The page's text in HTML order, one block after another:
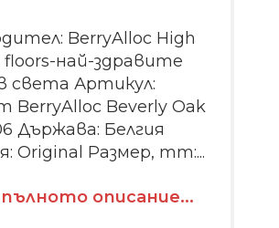
BerryAlloc High
floors-най-здравите
света Артикул:
BerryAlloc Beverly Oak
Държава: Белгия
Original Размер, mm:...
описание...